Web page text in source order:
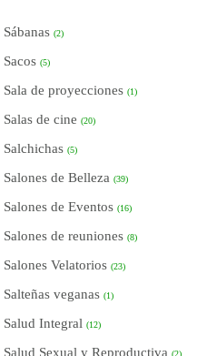
Sábanas (2)
Sacos (5)
Sala de proyecciones (1)
Salas de cine (20)
Salchichas (5)
Salones de Belleza (39)
Salones de Eventos (16)
Salones de reuniones (8)
Salones Velatorios (23)
Salteñas veganas (1)
Salud Integral (12)
Salud Sexual y Reproductiva (2)